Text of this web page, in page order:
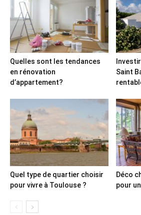
Quelles sont les tendances
en rénovation
d’appartement?
Saint
Quel type de quartier choisir
pour vivre à Toulouse ?
Déco
pour